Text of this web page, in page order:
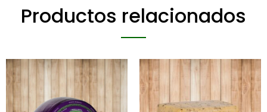
Productos relacionados